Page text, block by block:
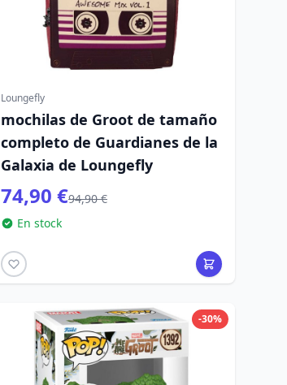
Loungefly
mochilas de Groot de tamaño
completo de Guardianes de la
Galaxia de Loungefly
74,90 €94,90 €
En stock
-30%